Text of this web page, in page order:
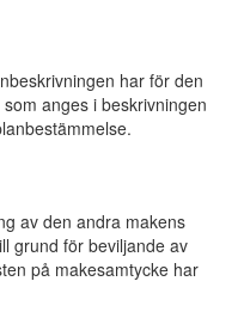
har för den
anges i beskrivningen
av den andra makens
grund för beviljande av
på makesamtycke har